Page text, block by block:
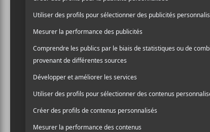
est un auteur-
Ombres longuesen 2014, il connaît un
Sa chansonLe Nouveau vocabulairelui a
troisième album lui a valu une place sur la
de l’année.